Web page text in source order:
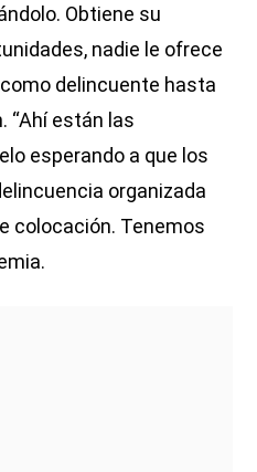
Obtiene su
nadie le ofrece
delincuente hasta
“Ahí están las
esperando a que los
organizada
colocación. Tenemos